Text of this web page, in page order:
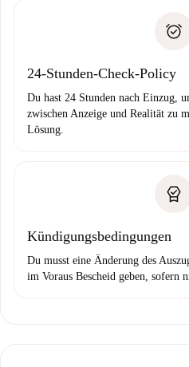
24-Stunden-Check-Policy
Du hast 24 Stunden nach Einzug,
zwischen Anzeige und Realität zu
Lösung.
Kündigungsbedingungen
Du musst eine Änderung des
im Voraus Bescheid geben, sofern